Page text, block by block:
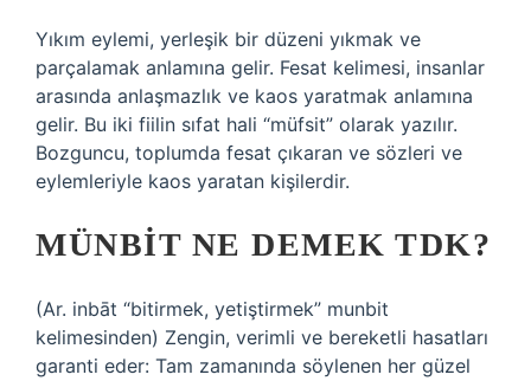
Yıkım eylemi, yerleşik bir düzeni yıkmak ve
parçalamak anlamına gelir. Fesat kelimesi, insanlar
arasında anlaşmazlık ve kaos yaratmak anlamına
gelir. Bu iki fiilin sıfat hali “müfsit” olarak yazılır.
Bozguncu, toplumda fesat çıkaran ve sözleri ve
eylemleriyle kaos yaratan kişilerdir.
MÜNBIT NE DEMEK TDK?
(Ar. inbāt “bitirmek, yetiştirmek” munbit
kelimesinden) Zengin, verimli ve bereketli hasatları
garanti eder: Tam zamanında söylenen her güzel